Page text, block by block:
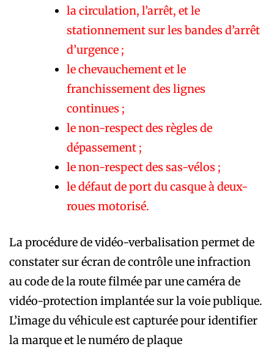
la circulation, l’arrêt, et le
stationnement sur les bandes d’arrêt
d’urgence ;
le chevauchement et le
franchissement des lignes
continues ;
le non-respect des règles de
dépassement ;
le non-respect des sas-vélos ;
le défaut de port du casque à deux-
roues motorisé.
La procédure de vidéo-verbalisation permet de
constater sur écran de contrôle une infraction
au code de la route filmée par une caméra de
vidéo-protection implantée sur la voie publique.
L’image du véhicule est capturée pour identifier
la marque et le numéro de plaque